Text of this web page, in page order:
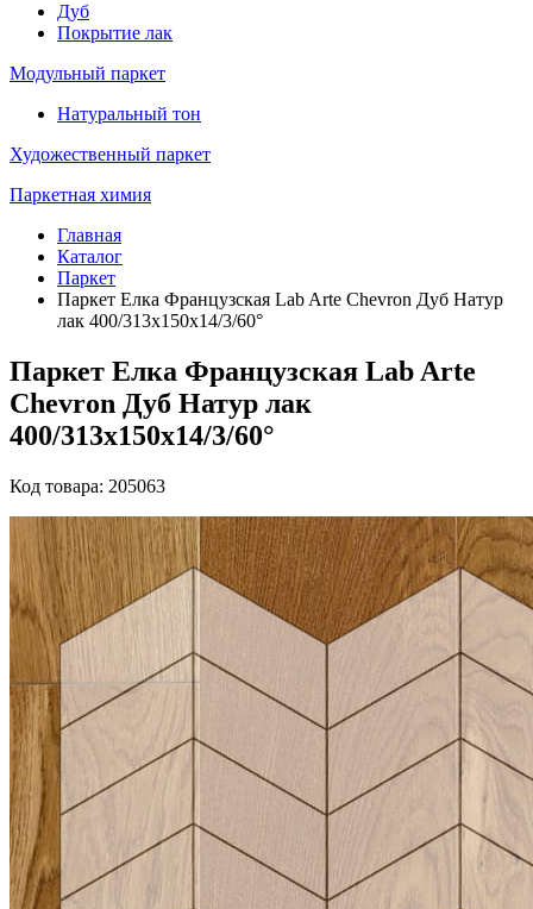
Дуб
Покрытие лак
Модульный паркет
Натуральный тон
Художественный паркет
Паркетная химия
Главная
Каталог
Паркет
Паркет Елка Французская Lab Arte Chevron Дуб Натур
лак 400/313х150х14/3/60°
Паркет Елка Французская Lab Arte
Chevron Дуб Натур лак
400/313х150х14/3/60°
Код товара: 205063